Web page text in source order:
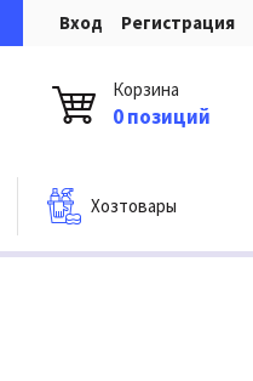
Вход Регистрация
Корзина
0 позиций
Хозтовары